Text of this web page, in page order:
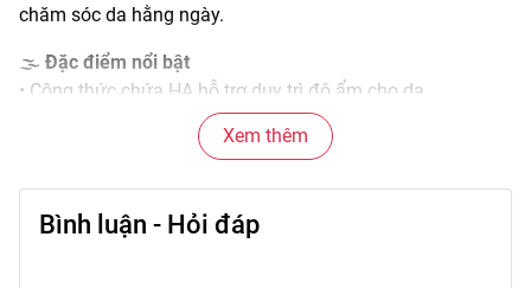
chăm sóc da hằng ngày.
🌫️ Đặc điểm nổi bật
• Công thức chứa HA hỗ trợ duy trì độ ẩm cho da.
• Kết cấu serum lỏng nhẹ, dễ thấm vào da.
• Mang lại cảm giác mềm mịn và dễ chịu sau khi sử dụng.
Xem thêm
Bình luận - Hỏi đáp